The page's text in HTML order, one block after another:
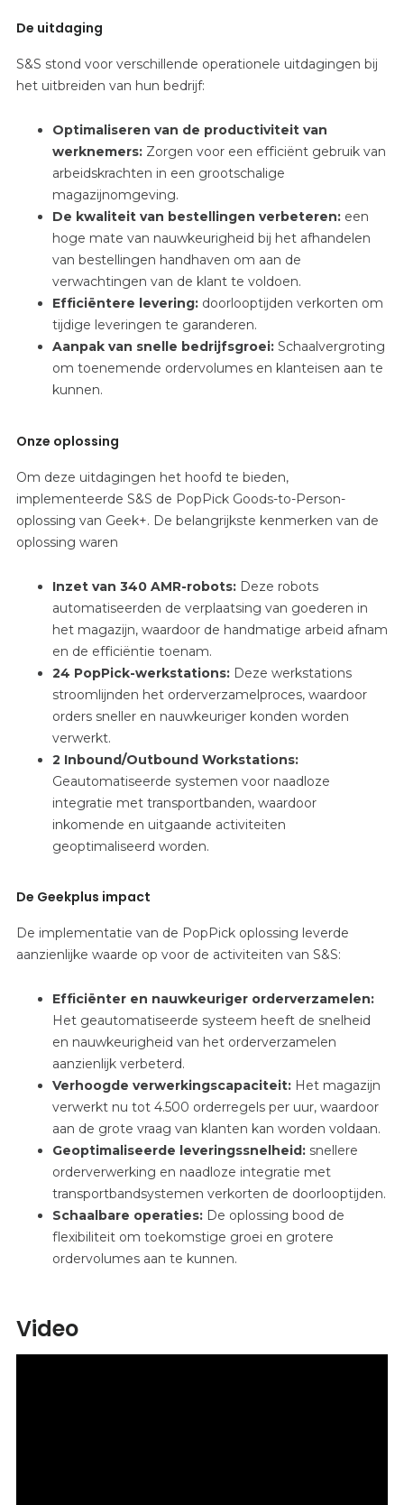
De uitdaging
S&S stond voor verschillende operationele uitdagingen bij
het uitbreiden van hun bedrijf:
Optimaliseren van de productiviteit van
werknemers: Zorgen voor een efficiënt gebruik van
arbeidskrachten in een grootschalige
magazijnomgeving.
De kwaliteit van bestellingen verbeteren: een
hoge mate van nauwkeurigheid bij het afhandelen
van bestellingen handhaven om aan de
verwachtingen van de klant te voldoen.
Efficiëntere levering: doorlooptijden verkorten om
tijdige leveringen te garanderen.
Aanpak van snelle bedrijfsgroei: Schaalvergroting
om toenemende ordervolumes en klanteisen aan te
kunnen.
Onze oplossing
Om deze uitdagingen het hoofd te bieden,
implementeerde S&S de PopPick Goods-to-Person-
oplossing van Geek+. De belangrijkste kenmerken van de
oplossing waren
Inzet van 340 AMR-robots: Deze robots
automatiseerden de verplaatsing van goederen in
het magazijn, waardoor de handmatige arbeid afnam
en de efficiëntie toenam.
24 PopPick-werkstations: Deze werkstations
stroomlijnden het orderverzamelproces, waardoor
orders sneller en nauwkeuriger konden worden
verwerkt.
2 Inbound/Outbound Workstations:
Geautomatiseerde systemen voor naadloze
integratie met transportbanden, waardoor
inkomende en uitgaande activiteiten
geoptimaliseerd worden.
De Geekplus impact
De implementatie van de PopPick oplossing leverde
aanzienlijke waarde op voor de activiteiten van S&S:
Efficiënter en nauwkeuriger orderverzamelen:
Het geautomatiseerde systeem heeft de snelheid
en nauwkeurigheid van het orderverzamelen
aanzienlijk verbeterd.
Verhoogde verwerkingscapaciteit: Het magazijn
verwerkt nu tot 4.500 orderregels per uur, waardoor
aan de grote vraag van klanten kan worden voldaan.
Geoptimaliseerde leveringssnelheid: snellere
orderverwerking en naadloze integratie met
transportbandsystemen verkorten de doorlooptijden.
Schaalbare operaties: De oplossing bood de
flexibiliteit om toekomstige groei en grotere
ordervolumes aan te kunnen.
Video